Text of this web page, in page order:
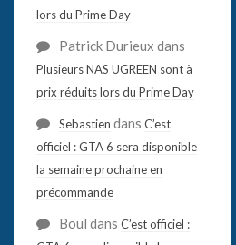
lors du Prime Day
Patrick Durieux dans
Plusieurs NAS UGREEN sont à
prix réduits lors du Prime Day
Sebastien dans C’est
officiel : GTA 6 sera disponible
la semaine prochaine en
précommande
Boul dans C’est officiel :